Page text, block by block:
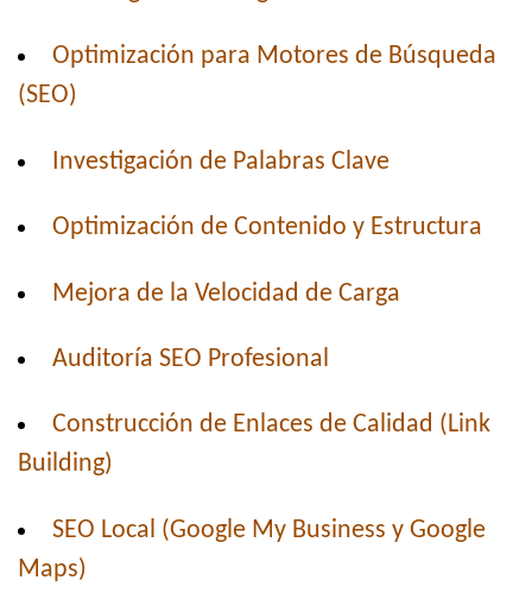
Optimización para Motores de Búsqueda
(SEO)
Investigación de Palabras Clave
Optimización de Contenido y Estructura
Mejora de la Velocidad de Carga
Auditoría SEO Profesional
Construcción de Enlaces de Calidad (Link
Building)
SEO Local (Google My Business y Google
Maps)